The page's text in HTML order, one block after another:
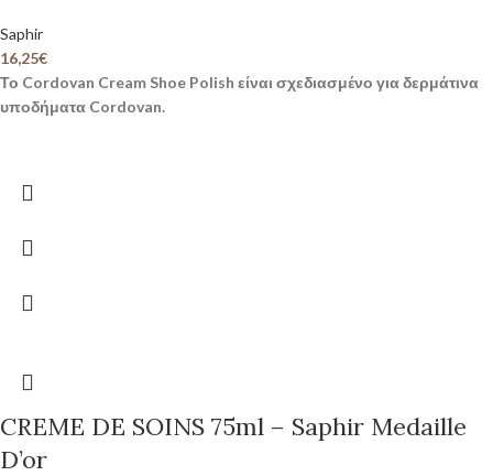
Saphir
16,25€
Το Cordovan Cream Shoe Polish είναι σχεδιασμένο για δερμάτινα
υποδήματα Cordovan.
CREME DE SOINS 75ml – Saphir Medaille
D’or